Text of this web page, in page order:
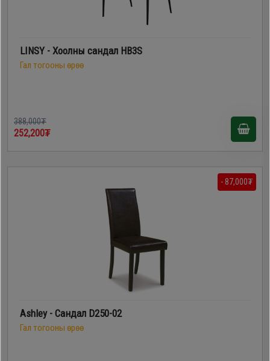
LINSY - Хоолны сандал HB3S
Гал тогооны өрөө
388,000₮
252,200₮
- 87,000₮
Ashley - Сандал D250-02
Гал тогооны өрөө